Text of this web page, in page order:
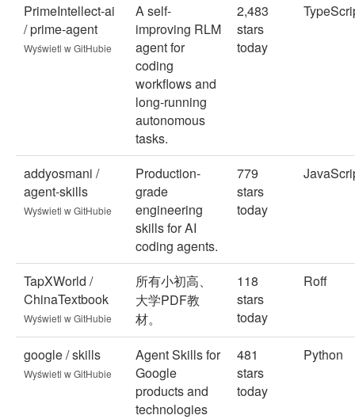
PrimeIntellect-ai
/ prime-agent
Wyświetl w GitHubie
A self-
improving RLM
agent for
coding
workflows and
long-running
autonomous
tasks.
2,483
stars
today
addyosmani /
agent-skills
Wyświetl w GitHubie
Production-
grade
engineering
skills for AI
coding agents.
779
stars
today
TapXWorld /
ChinaTextbook
Wyświetl w GitHubie
所有小初高、
大学PDF教
材。
118
stars
today
Roff
google / skills
Wyświetl w GitHubie
Agent Skills for
Google
products and
technologies
481
stars
today
Python